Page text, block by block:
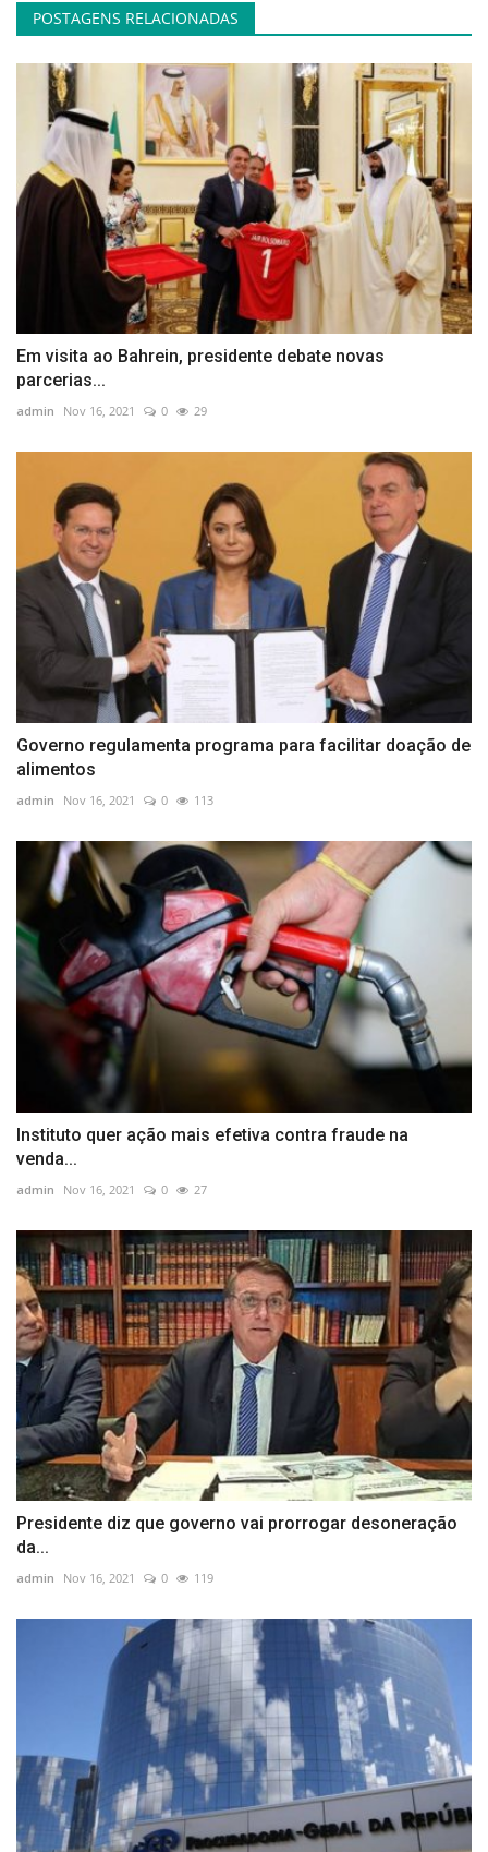
POSTAGENS RELACIONADAS
Em visita ao Bahrein, presidente debate novas
parcerias...
admin Nov 16, 2021 0 29
Governo regulamenta programa para facilitar doação de
alimentos
admin Nov 16, 2021 0 113
Instituto quer ação mais efetiva contra fraude na
venda...
admin Nov 16, 2021 0 27
Presidente diz que governo vai prorrogar desoneração
da...
admin Nov 16, 2021 0 119